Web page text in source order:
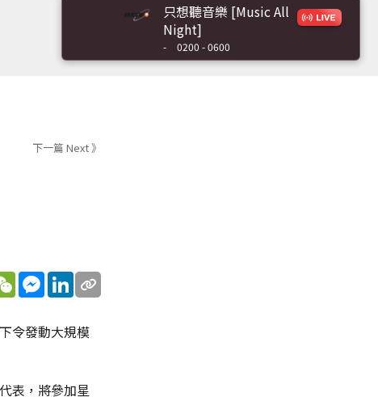
只想聽音樂 [Music All
Night]
- 0200 - 0600
下一篇 Next 》
WeChatMessenger
LinkedIn
令發動大規模
表，將參加星